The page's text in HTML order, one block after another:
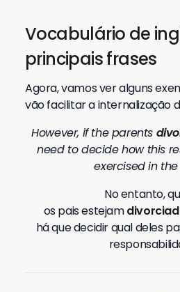
Vocabulário de
principais frases
Agora, vamos ver alguns
vão facilitar a internalização
However, if the parents
need to decide how this
exercised in
No entanto,
ospais estejam
há que decidir qual deles